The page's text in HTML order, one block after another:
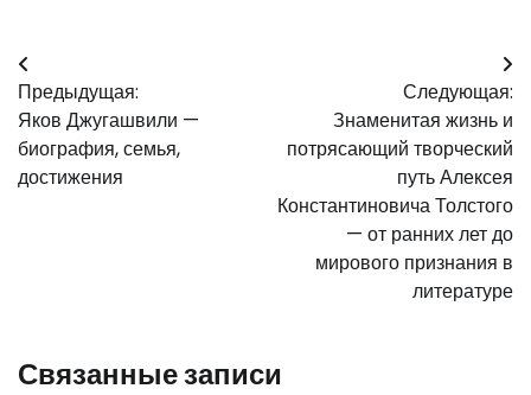
Навигация
по
записям
Предыдущая:
Яков Джугашвили —
биография, семья,
достижения
Следующая:
Знаменитая жизнь и
потрясающий творческий
путь Алексея
Константиновича Толстого
— от ранних лет до
мирового признания в
литературе
Связанные записи